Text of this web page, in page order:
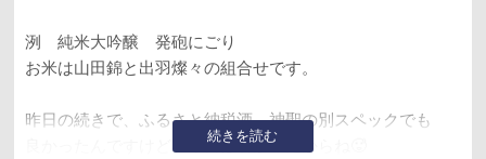
続きを読む
洌 純米大吟醸 発砲にごり
お米は山田錦と出羽燦々の組合せです。
昨日の続きで、ふるさと納税酒 神聖の別スペックでも
良かったんですけど、今日は暑かったからね🥵